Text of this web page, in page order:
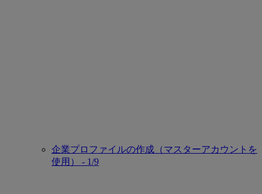
企業プロファイルの作成（マスターアカウントを
使用） - 1/9